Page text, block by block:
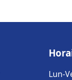
Lun-